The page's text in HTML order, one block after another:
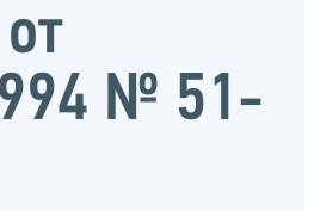
№ 51-